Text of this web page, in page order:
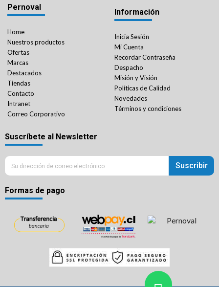
Pernoval
Home
Nuestros productos
Ofertas
Marcas
Destacados
Tiendas
Contacto
Intranet
Correo Corporativo
Información
Inicia Sesión
Mi Cuenta
Recordar Contraseña
Despacho
Misión y Visión
Políticas de Calidad
Novedades
Términos y condiciones
Suscríbete al Newsletter
Suscribir
Formas de pago